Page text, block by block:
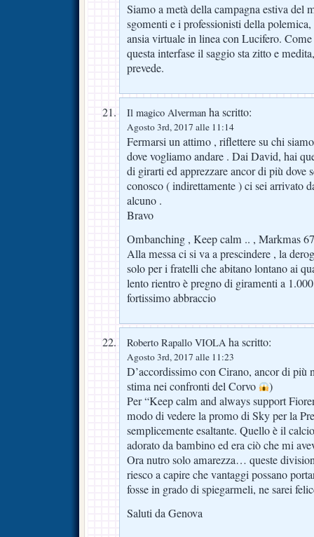
Siamo a metà della campagna estiva del
sgomenti e i professionisti della
ansia virtuale in linea con Lucifero.
questa interfase il saggio sta zitto e
prevede.
Il magico Alverman ha scritto:
Agosto 3rd, 2017 alle 11:14
Fermarsi un attimo , riflettere su chi
dove vogliamo andare . Dai David, hai
di girarti ed apprezzare ancor di più dove
conosco ( indirettamente ) ci sei arrivato
alcuno .
Bravo
Ombanching , Keep calm .. , Markmas
Alla messa ci si va a prescindere , la
solo per i fratelli che abitano lontano ai
lento rientro è pregno di giramenti a
fortissimo abbraccio
Roberto Rapallo VIOLA ha scritto:
Agosto 3rd, 2017 alle 11:23
D’accordissimo con Cirano, ancor di più
stima nei confronti del Corvo
)
Per “Keep calm and always support
modo di vedere la promo di Sky per la
semplicemente esaltante. Quello è il
adorato da bambino ed era ciò che mi
Ora nutro solo amarezza… queste
riesco a capire che vantaggi possano
fosse in grado di spiegarmeli, ne sarei
Saluti da Genova